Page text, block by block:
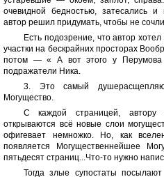
очевидной бедностью, затесались
автор решил придумать, чтобы не
Есть подозрение, что автор
участки на бескрайних просторах
потом — « А вот этого у
подражатели Ника.
3. Это самый
Могущество.
С каждой страницей,
открываются всё новые слои
офигевает немножко. Но, как
появляется Могущественнейшее
пятьдесят страниц...Что-то нужно
Тогда злые супостаты